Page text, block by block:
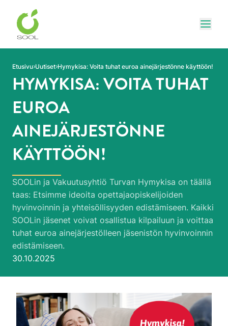
Siirry sivun sisältöön
Etusivu Uutiset Hymykisa: Voita tuhat euroa ainejärjestönne käyttöön!
HYMYKISA: VOITA TUHAT
EUROA
AINEJÄRJESTÖNNE
KÄYTTÖÖN!
SOOLin ja Vakuutusyhtiö Turvan Hymykisa on täällä
taas: Etsimme ideoita opettajaopiskelijoiden
hyvinvoinnin ja yhteisöllisyyden edistämiseen. Kaikki
SOOLin jäsenet voivat osallistua kilpailuun ja voittaa
tuhat euroa ainejärjestölleen jäsenistön hyvinvoinnin
edistämiseen.
Julkaistu:
30.10.2025